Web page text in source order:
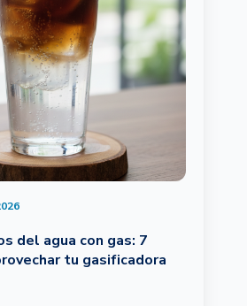
del agua con gas: 7
tu gasificadora